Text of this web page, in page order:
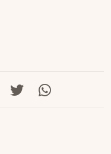
Deel
Deel